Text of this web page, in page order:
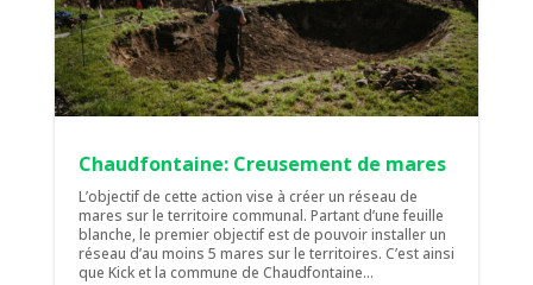
Chaudfontaine: Creusement de mares
L’objectif de cette action vise à créer un réseau de
mares sur le territoire communal. Partant d’une feuille
blanche, le premier objectif est de pouvoir installer un
réseau d’au moins 5 mares sur le territoires. C’est ainsi
que Kick et la commune de Chaudfontaine...